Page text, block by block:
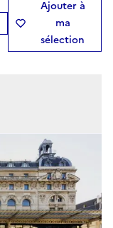
Ajouter à
ma
sélection